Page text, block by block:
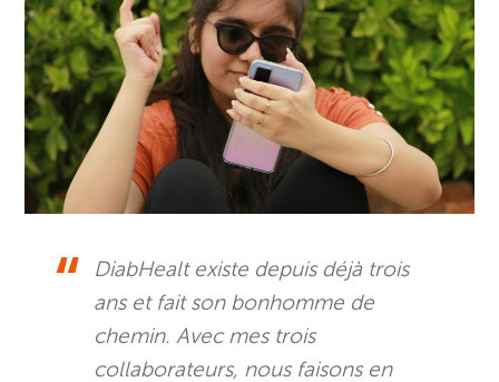
DiabHealt existe depuis déjà trois
ans et fait son bonhomme de
chemin. Avec mes trois
collaborateurs, nous faisons en